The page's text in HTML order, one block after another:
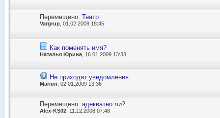
Перемещено: Театр
Vargrup , 01.02.2009 18:45
Как поменять имя?
Наталья Юрина , 16.01.2009 13:33
Не приходят уведомления
Marion , 02.01.2009 13:36
Перемещено: адекватно ли? ..
Alex-KS02 , 11.12.2008 07:48